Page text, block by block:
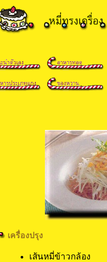
เครื่องปรุง
เส้นหมี่ข้าวกล้